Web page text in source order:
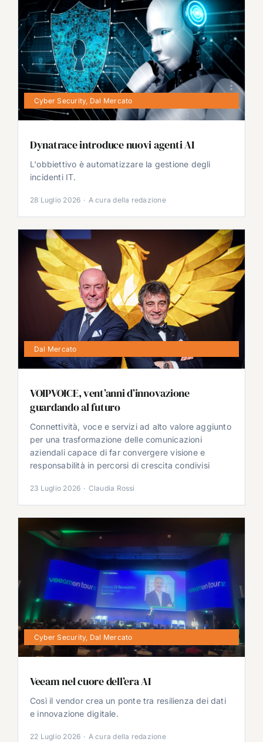
Cyber Security, Dal Mercato
Dynatrace introduce nuovi agenti AI
L'obbiettivo è automatizzare la gestione degli
incidenti IT.
28 Luglio 2026 · A cura della redazione
Dal Mercato
VOIPVOICE, vent’anni d’innovazione
guardando al futuro
Connettività, voce e servizi ad alto valore aggiunto
per una trasformazione delle comunicazioni
aziendali capace di far convergere visione e
responsabilità in percorsi di crescita condivisi
23 Luglio 2026 · Claudia Rossi
Cyber Security, Dal Mercato
Veeam nel cuore dell’era AI
Così il vendor crea un ponte tra resilienza dei dati
e innovazione digitale.
22 Luglio 2026 · A cura della redazione